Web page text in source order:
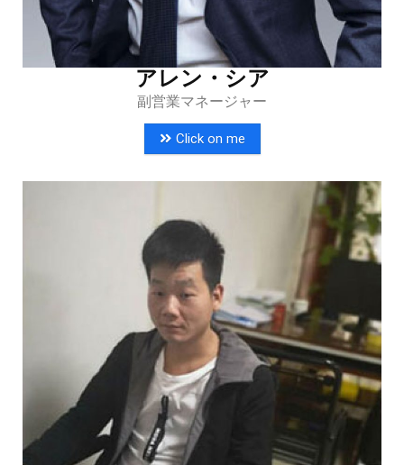
アレン・シア
副営業マネージャー
Click on me